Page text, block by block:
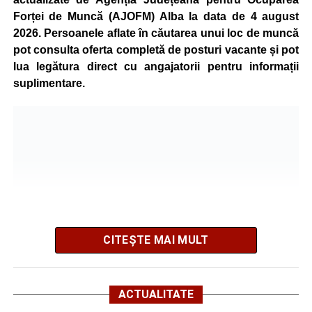
realizată cu ajutorul panourilor fotovoltaice și al unităților
de cogenerare.
Reprezentanții companiei afirmă că vor continua
colaborarea cu autoritățile și operatorii din domeniul
energetic pentru a contribui la depășirea perioadei dificile
Ultimele știri din Sebeș
iluminatului public pe timpul nopții, în contextul
Forței de Muncă (AJOFM) Alba la data de 4 august
2026. Persoanele aflate în căutarea unui loc de muncă
pot consulta oferta completă de posturi vacante și pot
lua legătura direct cu angajatorii pentru informații
suplimentare.
AJOFM Alba a publicat lista locurilor de muncă vacante
CITEȘTE MAI MULT
ACTUALITATE